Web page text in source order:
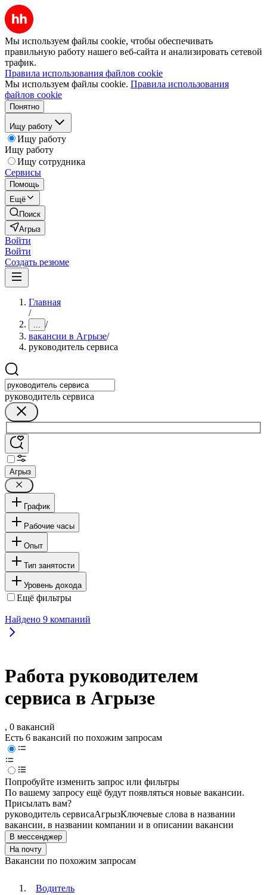
Мы используем файлы cookie, чтобы обеспечивать
правильную работу нашего веб-сайта и анализировать сетевой
трафик.
Правила использования файлов cookie
Мы используем файлы cookie. Правила использования
файлов cookie
Понятно
Ищу работу
Ищу работу
Ищу работу
Ищу сотрудника
Сервисы
Помощь
Ещё
Поиск
Агрыз
Войти
Войти
Создать резюме
Главная
/
... /
вакансии в Агрызе/
руководитель сервиса
руководитель сервиса
Агрыз
График
Рабочие часы
Опыт
Тип занятости
Уровень дохода
Ещё фильтры
Найдено 9 компаний
Работа руководителем
сервиса в Агрызе
, 0 вакансий
Есть 6 вакансий по похожим запросам
Попробуйте изменить запрос или фильтры
По вашему запросу ещё будут появляться новые вакансии.
Присылать вам?
руководитель сервисаАгрызКлючевые слова в названии
вакансии, в названии компании и в описании вакансии
В мессенджер
На почту
Вакансии по похожим запросам
Водитель